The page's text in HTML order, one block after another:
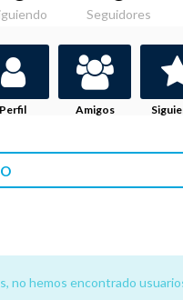
Seguidores
Perfil Amigos
no hemos encontrado